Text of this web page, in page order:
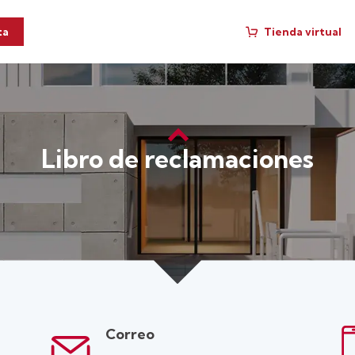
Tienda virtual
Libro de reclamaciones
Correo